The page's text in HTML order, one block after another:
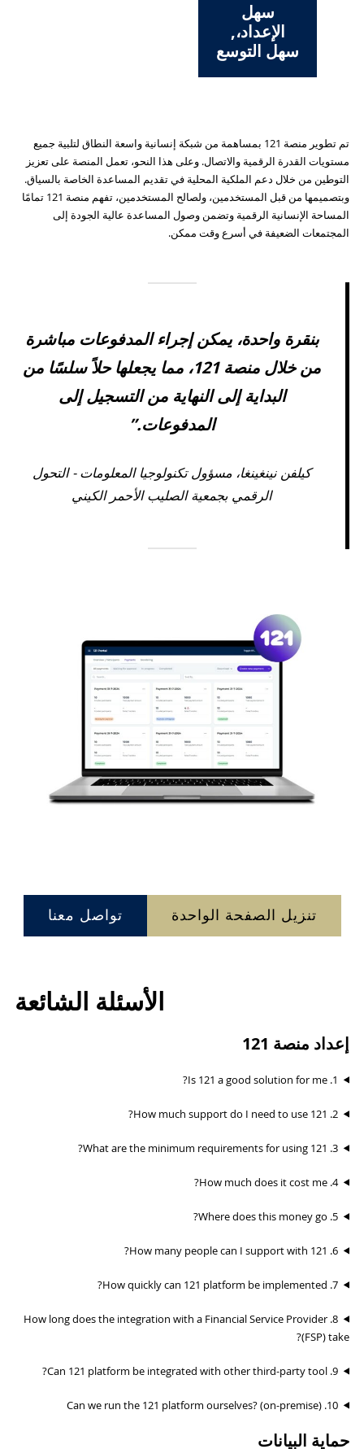
سهل
الإعداد،,
سهل التوسع
تم تطوير منصة 121 بمساهمة من شبكة إنسانية واسعة النطاق لتلبية جميع
مستويات القدرة الرقمية والاتصال. وعلى هذا النحو، تعمل المنصة على تعزيز
التوطين من خلال دعم الملكية المحلية في تقديم المساعدة الخاصة بالسياق.
وبتصميمها من قبل المستخدمين، ولصالح المستخدمين، تفهم منصة 121 تمامًا
المساحة الإنسانية الرقمية وتضمن وصول المساعدة عالية الجودة إلى
المجتمعات الضعيفة في أسرع وقت ممكن.
بنقرة واحدة، يمكن إجراء المدفوعات مباشرة
من خلال منصة 121، مما يجعلها حلاً سلسًا من
البداية إلى النهاية من التسجيل إلى
المدفوعات.”
كيلفن نينغينغا، مسؤول تكنولوجيا المعلومات - التحول
الرقمي بجمعية الصليب الأحمر الكيني
تنزيل الصفحة الواحدة تواصل معنا
الأسئلة الشائعة
إعداد منصة 121
1. Is 121 a good solution for me?
2. How much support do I need to use 121?
3. What are the minimum requirements for using 121?
4. How much does it cost me?
5. Where does this money go?
6. How many people can I support with 121?
7. How quickly can 121 platform be implemented?
8. How long does the integration with a Financial Service Provider
(FSP) take?
9. Can 121 platform be integrated with other third-party tool?
10. Can we run the 121 platform ourselves? (on-premise)
حماية البيانات